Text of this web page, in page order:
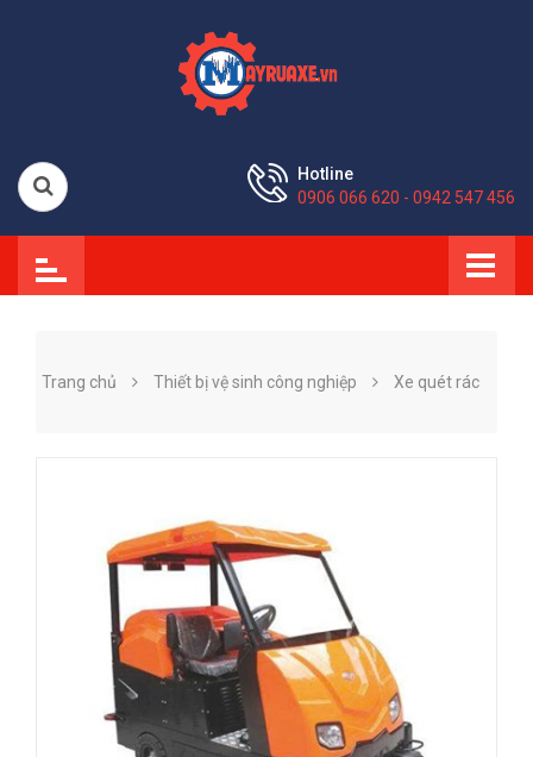
Hotline
0906 066 620 - 0942 547 456
Trang chủ Thiết bị vệ sinh công nghiệp Xe quét rác